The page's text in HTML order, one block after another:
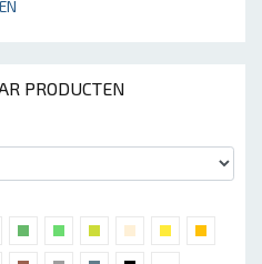
PRODUCTEN